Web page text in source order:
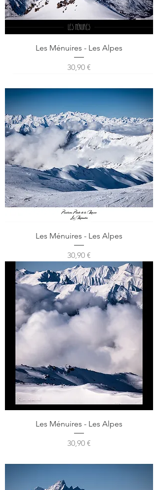
Les Ménuires - Les Alpes
Prix
30,90 €
Les Ménuires - Les Alpes
Prix
30,90 €
Les Ménuires - Les Alpes
Prix
30,90 €